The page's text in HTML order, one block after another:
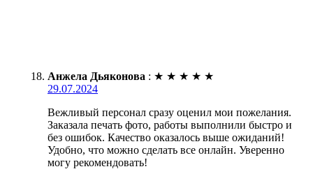
Анжела Дьяконова : ★ ★ ★ ★ ★
29.07.2024
Вежливый персонал сразу оценил мои пожелания.
Заказала печать фото, работы выполнили быстро и
без ошибок. Качество оказалось выше ожиданий!
Удобно, что можно сделать все онлайн. Уверенно
могу рекомендовать!